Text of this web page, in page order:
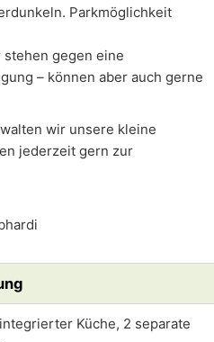
Parkmöglichkeit
gegen eine
– können aber auch gerne
wir unsere kleine
jederzeit gern zur
Küche, 2 separate